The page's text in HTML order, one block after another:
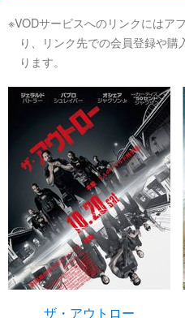
※VODサービスへのリンクにはア
り、リンク先での会員登録や
ります。
ザ・アウトロー